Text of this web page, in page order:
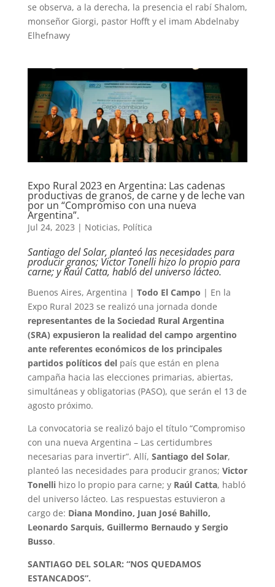
se observa, a la derecha, la presencia el rabí Shalom,
monseñor Giorgi, pastor Hofft y el imam Abdelnaby
Elhefnawy
Expo Rural 2023 en Argentina: Las cadenas
productivas de granos, de carne y de leche van
por un “Compromiso con una nueva
Argentina”.
Jul 24, 2023 | Noticias, Política
Santiago del Solar, planteó las necesidades para
producir granos; Victor Tonelli hizo lo propio para
carne; y Raúl Catta, habló del universo lácteo.
Buenos Aires, Argentina | Todo El Campo | En la
Expo Rural 2023 se realizó una jornada donde
representantes de la Sociedad Rural Argentina
(SRA) expusieron la realidad del campo argentino
ante referentes económicos de los principales
partidos políticos del país que están en plena
campaña hacia las elecciones primarias, abiertas,
simultáneas y obligatorias (PASO), que serán el 13 de
agosto próximo.
La convocatoria se realizó bajo el título “Compromiso
con una nueva Argentina – Las certidumbres
necesarias para invertir”. Allí, Santiago del Solar,
planteó las necesidades para producir granos; Victor
Tonellihizo lo propio para carne; y Raúl Catta, habló
del universo lácteo. Las respuestas estuvieron a
cargo de: Diana Mondino, Juan José Bahillo,
Leonardo Sarquis, Guillermo Bernaudo y Sergio
Busso.
SANTIAGO DEL SOLAR: “NOS QUEDAMOS
ESTANCADOS”.